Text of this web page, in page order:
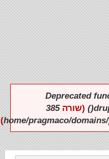
Deprecated
(שורה 385
).